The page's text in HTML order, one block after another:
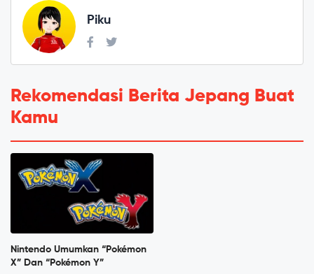
Piku
Rekomendasi Berita Jepang Buat
Kamu
Nintendo Umumkan “Pokémon
X” Dan “Pokémon Y”